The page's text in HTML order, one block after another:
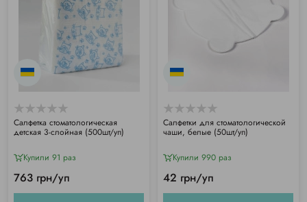
Салфетка стоматологическая
детская 3-слойная (500шт/уп)
Купили 91 раз
763 грн/уп
Салфетки для стоматологической
чаши, белые (50шт/уп)
Купили 990 раз
42 грн/уп